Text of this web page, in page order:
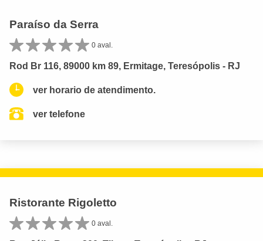
Paraíso da Serra
0 aval.
Rod Br 116, 89000 km 89, Ermitage, Teresópolis - RJ
ver horario de atendimento.
ver telefone
Ristorante Rigoletto
0 aval.